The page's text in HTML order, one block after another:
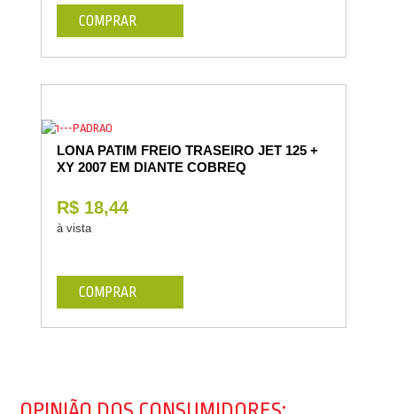
COMPRAR
LONA PATIM FREIO TRASEIRO JET 125 +
XY 2007 EM DIANTE COBREQ
R$ 18,44
à vista
COMPRAR